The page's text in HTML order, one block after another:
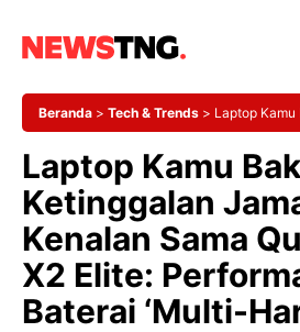
Beranda > Tech & Trends > Laptop
‘Multi-Hari’!
Laptop Kamu
Ketinggalan
Kenalan Sama
X2 Elite:
Baterai ‘Multi-